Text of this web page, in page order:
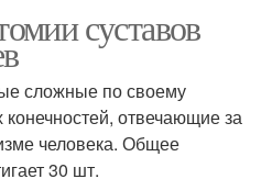
суставов
сложные по своему
отвечающие за
человека. Общее
30 шт.